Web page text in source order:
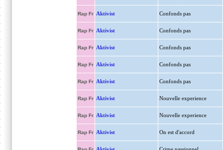
Rap Fr Aktivist Confonds pas
Rap Fr Aktivist Confonds pas
Rap Fr Aktivist Confonds pas
Rap Fr Aktivist Confonds pas
Rap Fr Aktivist Confonds pas
Rap Fr Aktivist Nouvelle experience
Rap Fr Aktivist Nouvelle experience
Rap Fr Aktivist On est d'accord